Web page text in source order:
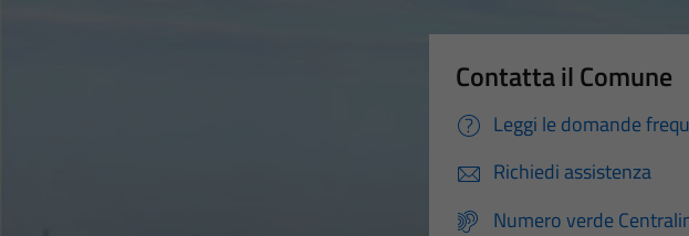
Contatta il Comune
Leggi le domande
Richiedi assistenza
Numero verde